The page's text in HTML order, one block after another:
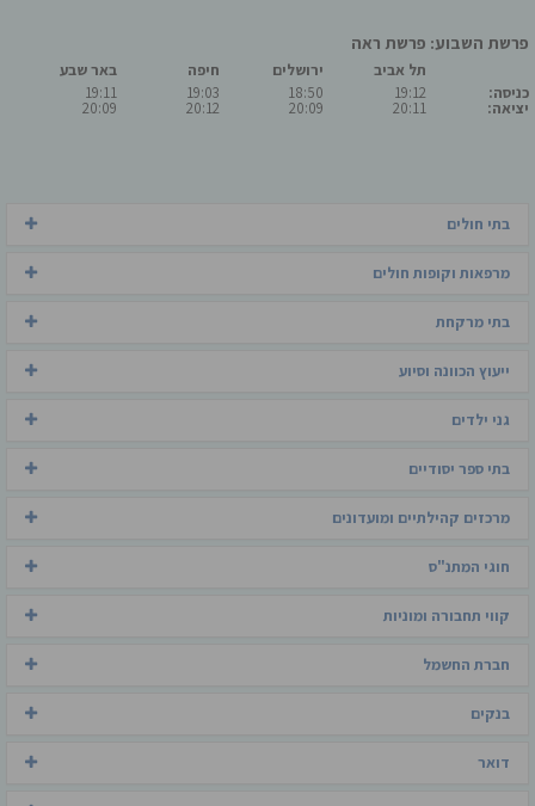
פרשת השבוע: פרשת ראה
כניסה:
יציאה:
תל אביב
19:12
20:11
ירושלים
18:50
20:09
חיפה
19:03
20:12
באר שבע
19:11
20:09
בתי חולים
מרפאות וקופות חולים
בתי מרקחת
ייעוץ הכוונה וסיוע
גני ילדים
בתי ספר יסודיים
מרכזים קהילתיים ומועדונים
חוגי המתנ"ס
קווי תחבורה ומוניות
חברת החשמל
בנקים
דואר